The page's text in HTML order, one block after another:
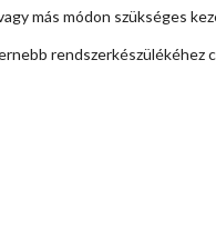
más módon szükséges
rendszerkészülékéhez